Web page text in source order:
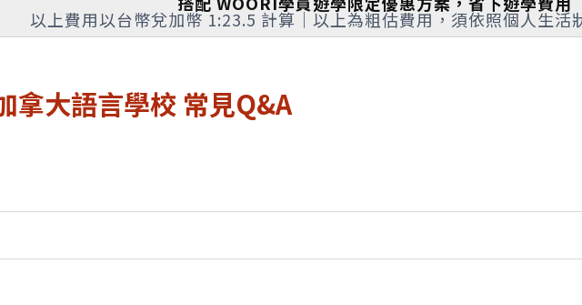
以上費用以台幣兌加幣 1:23.5 計算｜以上為粗估費用，須依照個人生活
拿大語言學校 常見Q&A